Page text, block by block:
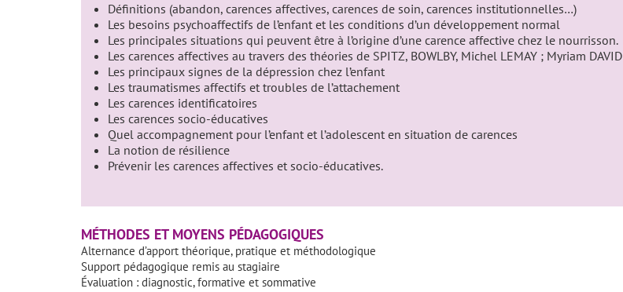
Définitions (abandon, carences affectives, carences de soin, carences institutionnelles…)
Les besoins psychoaffectifs de l’enfant et les conditions d’un développement normal
Les principales situations qui peuvent être à l’origine d’une carence affective chez le nourrisson.
Les carences affectives au travers des théories de SPITZ, BOWLBY, Michel LEMAY ; Myriam DAVID
Les principaux signes de la dépression chez l’enfant
Les traumatismes affectifs et troubles de l’attachement
Les carences identificatoires
Les carences socio-éducatives
Quel accompagnement pour l’enfant et l’adolescent en situation de carences
La notion de résilience
Prévenir les carences affectives et socio-éducatives.
MÉTHODES ET MOYENS PÉDAGOGIQUES
Alternance d’apport théorique, pratique et méthodologique
Support pédagogique remis au stagiaire
Évaluation : diagnostic, formative et sommative